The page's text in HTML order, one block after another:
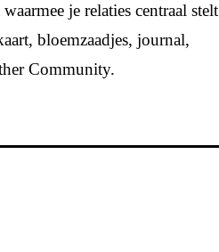
je relaties centraal stelt
bloemzaadjes, journal,
Community.